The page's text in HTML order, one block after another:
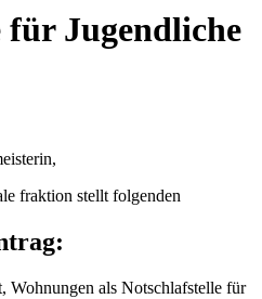
für Jugendliche
fraktion stellt folgenden
Wohnungen als Notschlafstelle für